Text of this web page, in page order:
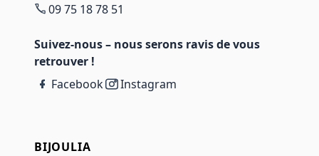
09 75 18 78 51
Suivez-nous – nous serons ravis de vous
retrouver !
Facebook
Instagram
BIJOULIA